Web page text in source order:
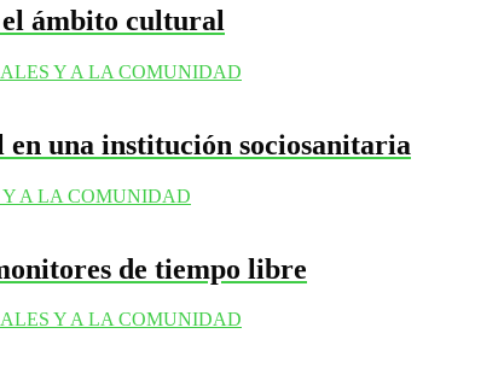
ámbito cultural
Y A LA COMUNIDAD
una institución sociosanitaria
Y A LA COMUNIDAD
de tiempo libre
Y A LA COMUNIDAD